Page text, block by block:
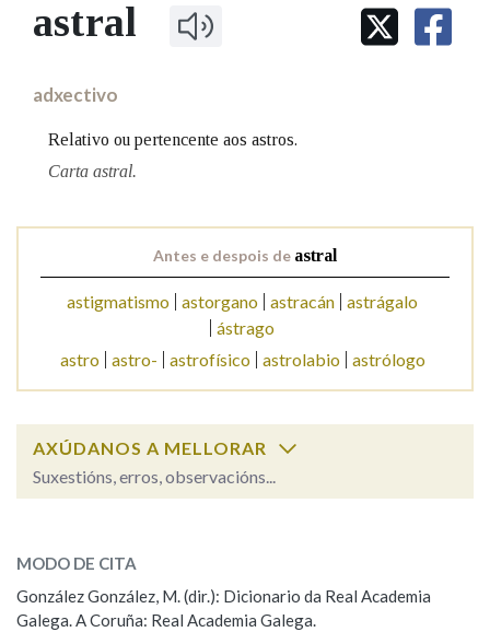
IDENTIDADE CORPORATIVA
MARCIAL DEL ADALID
FIGURAS HOMENAXEADAS
Facebook
TwitterYoutubeInstagram
Bluesky
BUSCAR NOS LEMAS
BUSCAR NO CONTIDO
astral
adxectivo
Relativo ou pertencente aos astros.
Carta astral.
Antes e despois de astral
astigmatismo astorgano astracán astrágalo
ástrago
astro
astro- astrofísico astrolabio astrólogo
AXÚDANOS A MELLORAR
Suxestións, erros, observacións...
ESCOLLE UNHA OPCIÓN:
Observación Hai un erro na palabra
MODO DE CITA
González González, M. (dir.): Dicionario da Real Academia
Galega. A Coruña: Real Academia Galega.